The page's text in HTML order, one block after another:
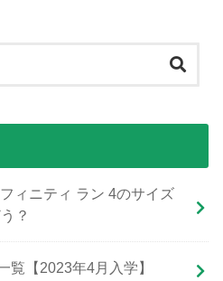
ィニティ ラン 4のサイズ
？
覧【2023年4月入学】